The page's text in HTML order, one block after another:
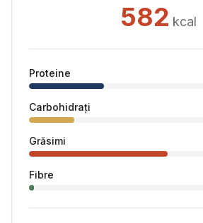
582 kcal
Proteine
Carbohidrați
Grăsimi
Fibre